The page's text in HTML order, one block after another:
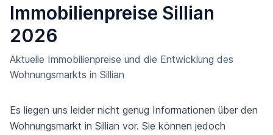
Immobilienpreise Sillian
2026
Aktuelle Immobilienpreise und die Entwicklung des
Wohnungsmarkts in Sillian
Es liegen uns leider nicht genug Informationen über den
Wohnungsmarkt in Sillian vor. Sie können jedoch